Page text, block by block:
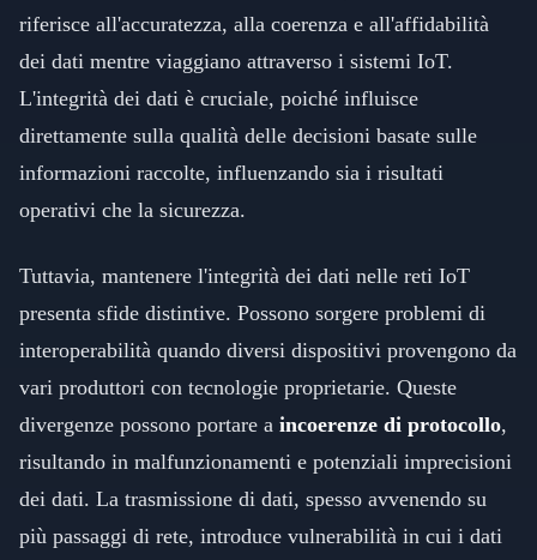
riferisce all'accuratezza, alla coerenza e all'affidabilità
dei dati mentre viaggiano attraverso i sistemi IoT.
L'integrità dei dati è cruciale, poiché influisce
direttamente sulla qualità delle decisioni basate sulle
informazioni raccolte, influenzando sia i risultati
operativi che la sicurezza.
Tuttavia, mantenere l'integrità dei dati nelle reti IoT
presenta sfide distintive. Possono sorgere problemi di
interoperabilità quando diversi dispositivi provengono da
vari produttori con tecnologie proprietarie. Queste
divergenze possono portare a incoerenze di protocollo,
risultando in malfunzionamenti e potenziali imprecisioni
dei dati. La trasmissione di dati, spesso avvenendo su
più passaggi di rete, introduce vulnerabilità in cui i dati